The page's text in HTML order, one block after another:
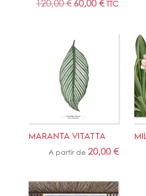
120,00€ Le
était :
120,00 €.
60,00€Le
TTC
MARANTA VITATTA
A partir de 20,00€